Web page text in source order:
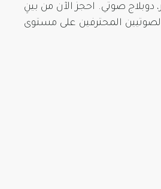
دوبلاج صوتي. احجز الآن من بينِ
المحترفين على مستوى